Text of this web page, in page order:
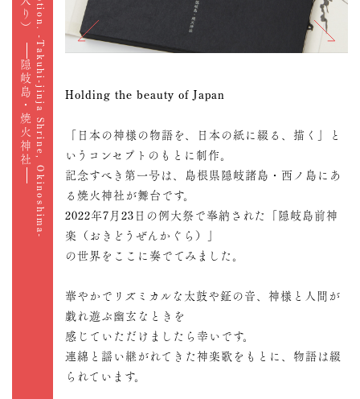
隠岐島・焼火神社 Holding the beauty of Japan
「日本の神様の物語を、日本の紙に綴る、描く」と
いうコンセプトのもとに制作。
記念すべき第一号は、島根県隠岐諸島・西ノ島にあ
る焼火神社が舞台です。
2022年7月23日の例大祭で奉納された「隠岐島前神
楽（おきどうぜんかぐら）」
の世界をここに奏でてみました。
華やかでリズミカルな太鼓や鉦の音、神様と人間が
戯れ遊ぶ幽玄なときを
感じていただけましたら幸いです。
連綿と謡い継がれてきた神楽歌をもとに、物語は綴
られています。